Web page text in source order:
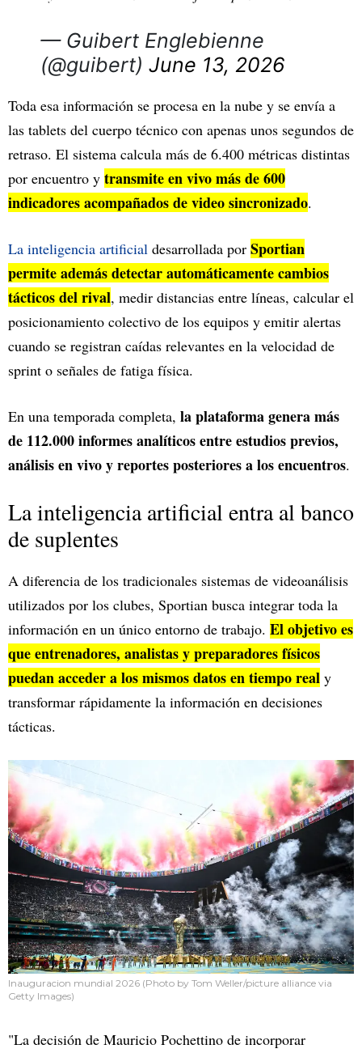
— Guibert Englebienne
(@guibert) June 13, 2026
Toda esa información se procesa en la nube y se envía a
las tablets del cuerpo técnico con apenas unos segundos de
retraso. El sistema calcula más de 6.400 métricas distintas
por encuentro y transmite en vivo más de 600
indicadores acompañados de video sincronizado.
La inteligencia artificial desarrollada por Sportian
permite además detectar automáticamente cambios
tácticos del rival, medir distancias entre líneas, calcular el
posicionamiento colectivo de los equipos y emitir alertas
cuando se registran caídas relevantes en la velocidad de
sprint o señales de fatiga física.
En una temporada completa, la plataforma genera más
de 112.000 informes analíticos entre estudios previos,
análisis en vivo y reportes posteriores a los encuentros.
La inteligencia artificial entra al banco
de suplentes
A diferencia de los tradicionales sistemas de videoanálisis
utilizados por los clubes, Sportian busca integrar toda la
información en un único entorno de trabajo. El objetivo es
que entrenadores, analistas y preparadores físicos
puedan acceder a los mismos datos en tiempo real y
transformar rápidamente la información en decisiones
tácticas.
Inauguracion mundial 2026 (Photo by Tom Weller/picture alliance via
Getty Images)
"La decisión de Mauricio Pochettino de incorporar